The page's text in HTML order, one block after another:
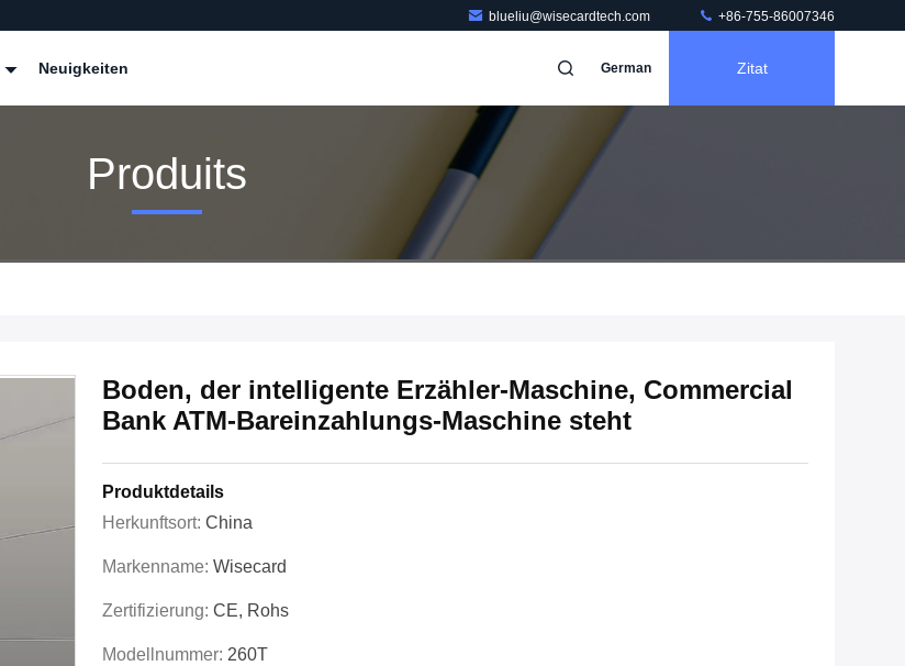
blueliu@wisecardtech.com +86-755-86007346
Neuigkeiten German Zitat
Produits
Boden, der intelligente Erzähler-Maschine, Commercial
Bank ATM-Bareinzahlungs-Maschine steht
Produktdetails
Herkunftsort: China
Markenname: Wisecard
Zertifizierung: CE, Rohs
Modellnummer: 260T